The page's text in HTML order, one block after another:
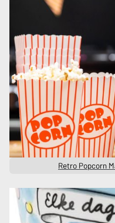
Retro Popcorn